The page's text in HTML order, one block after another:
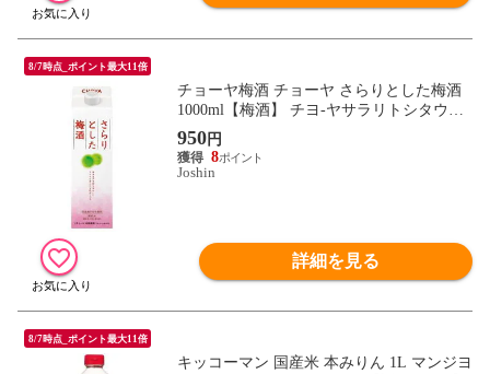
8/7時点_ポイント最大11倍
チョーヤ梅酒 チョーヤ さらりとした梅酒
1000ml【梅酒】 チヨ-ヤサラリトシタウメ
シユ1000ML 【返品種別B】
950円
8
Joshin
詳細を見る
8/7時点_ポイント最大11倍
キッコーマン 国産米 本みりん 1L マンジヨ